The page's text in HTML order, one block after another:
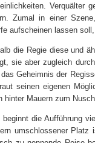
Verquälter
Zumal in einer
aufscheinen lassen
die Regie diese und
sie aber zugleich
Geheimnis der
seinen eigenen
hinter Mauern zum
beginnt die Aufführung
umschlossener